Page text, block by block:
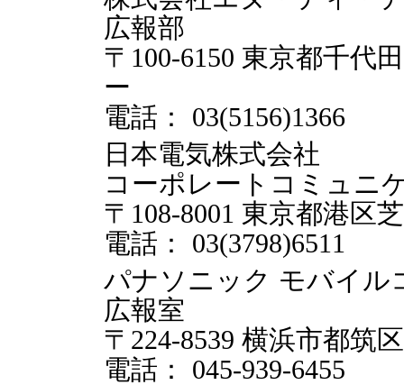
広報部
〒100-6150 東京都千代
ー
電話： 03(5156)1366
日本電気株式会社
コーポレートコミュニ
〒108-8001 東京都港区
電話： 03(3798)6511
パナソニック モバイル
広報室
〒224-8539 横浜市都筑
電話： 045-939-6455